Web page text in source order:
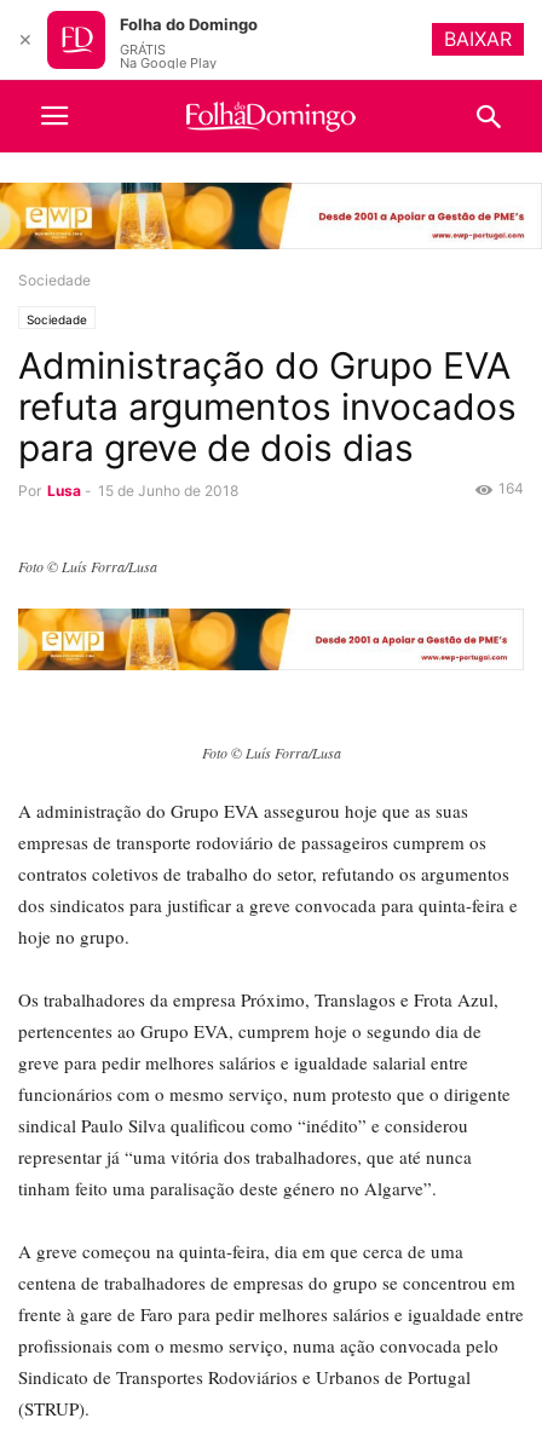
Sociedade
Sociedade
Administração do Grupo EVA
refuta argumentos invocados
para greve de dois dias
Por Lusa - 15 de Junho de 2018 164
Foto © Luís Forra/Lusa
Foto © Luís Forra/Lusa
A administração do Grupo EVA assegurou hoje que as suas
empresas de transporte rodoviário de passageiros cumprem os
contratos coletivos de trabalho do setor, refutando os argumentos
dos sindicatos para justificar a greve convocada para quinta-feira e
hoje no grupo.
Os trabalhadores da empresa Próximo, Translagos e Frota Azul,
pertencentes ao Grupo EVA, cumprem hoje o segundo dia de
greve para pedir melhores salários e igualdade salarial entre
funcionários com o mesmo serviço, num protesto que o dirigente
sindical Paulo Silva qualificou como “inédito” e considerou
representar já “uma vitória dos trabalhadores, que até nunca
tinham feito uma paralisação deste género no Algarve”.
A greve começou na quinta-feira, dia em que cerca de uma
centena de trabalhadores de empresas do grupo se concentrou em
frente à gare de Faro para pedir melhores salários e igualdade entre
profissionais com o mesmo serviço, numa ação convocada pelo
Sindicato de Transportes Rodoviários e Urbanos de Portugal
(STRUP).
✕
Folha do Domingo
GRÁTIS
Na Google Play
BAIXAR